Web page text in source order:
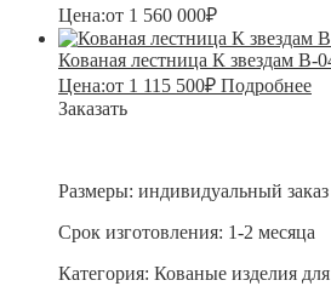
Цена:от 1 560 000₽
Кованая лестница К звездам В-
Цена:от 1 115 500₽ Подробнее
Заказать
Размеры: индивидуальный заказ
Срок изготовления: 1-2 месяца
Категория: Кованые изделия